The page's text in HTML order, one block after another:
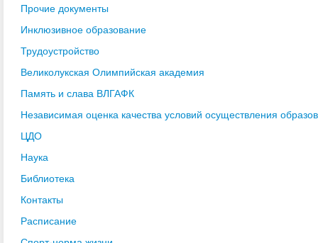
Прочие документы
Инклюзивное образование
Трудоустройство
Великолукская Олимпийская академия
Память и слава ВЛГАФК
Независимая оценка качества условий осуществления
ЦДО
Наука
Библиотека
Контакты
Расписание